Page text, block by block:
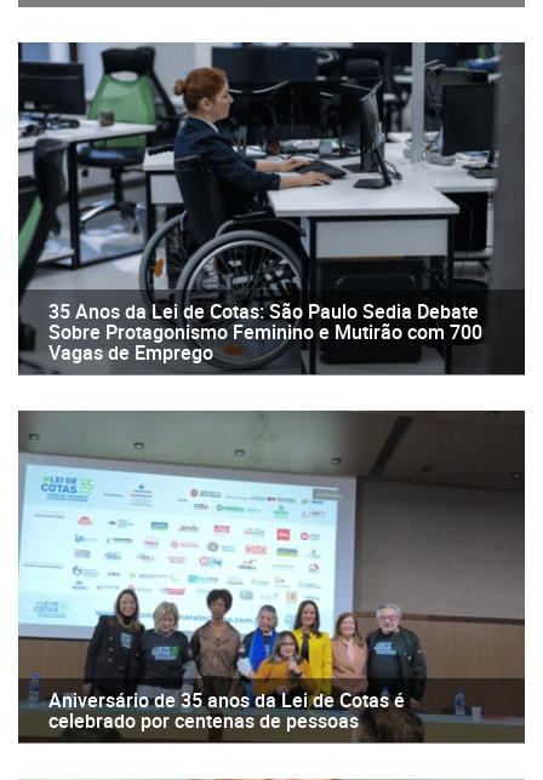
35 Anos da Lei de Cotas: São Paulo Sedia Debate
Sobre Protagonismo Feminino e Mutirão com 700
Vagas de Emprego
Aniversário de 35 anos da Lei de Cotas é
celebrado por centenas de pessoas